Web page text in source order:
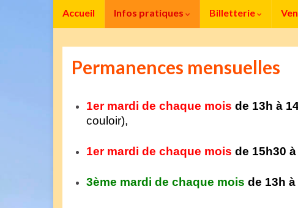
Accueil Infos pratiques Billetterie
Permanences mensuelles
1er mardi de chaque mois de 13h à
couloir),
1er mardi de chaque mois de 15h30
3ème mardi de chaque mois de 13h à